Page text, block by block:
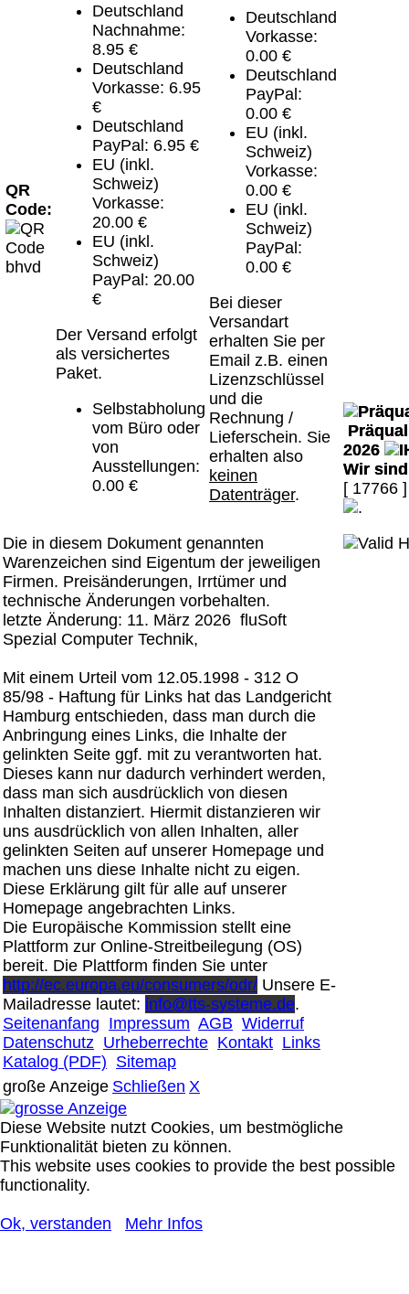
QR
Code:
Deutschland
Nachnahme:
8.95 €
Deutschland
Vorkasse: 6.95
€
Deutschland
PayPal: 6.95 €
EU (inkl.
Schweiz)
Vorkasse:
20.00 €
EU (inkl.
Schweiz)
PayPal: 20.00
€
Der Versand erfolgt
als versichertes
Paket.
Selbstabholung
vom Büro oder
von
Ausstellungen:
0.00 €
Deutschland
Vorkasse:
0.00 €
Deutschland
PayPal:
0.00 €
EU (inkl.
Schweiz)
Vorkasse:
0.00 €
EU (inkl.
Schweiz)
PayPal:
0.00 €
Bei dieser
Versandart
erhalten Sie per
Email z.B. einen
Lizenzschlüssel
und die
Rechnung /
Lieferschein. Sie
erhalten also
keinen
Datenträger.
Die in diesem Dokument genannten
Warenzeichen sind Eigentum der jeweiligen
Firmen. Preisänderungen, Irrtümer und
technische Änderungen vorbehalten.
letzte Änderung: 11. März 2026 fluSoft
Spezial Computer Technik,
Mit einem Urteil vom 12.05.1998 - 312 O
85/98 - Haftung für Links hat das Landgericht
Hamburg entschieden, dass man durch die
Anbringung eines Links, die Inhalte der
gelinkten Seite ggf. mit zu verantworten hat.
Dieses kann nur dadurch verhindert werden,
dass man sich ausdrücklich von diesen
Inhalten distanziert. Hiermit distanzieren wir
uns ausdrücklich von allen Inhalten, aller
gelinkten Seiten auf unserer Homepage und
machen uns diese Inhalte nicht zu eigen.
Diese Erklärung gilt für alle auf unserer
Homepage angebrachten Links.
Die Europäische Kommission stellt eine
Plattform zur Online-Streitbeilegung (OS)
bereit. Die Plattform finden Sie unter
http://ec.europa.eu/consumers/odr/ Unsere E-
Mailadresse lautet: info@tts-systeme.de.
Seitenanfang Impressum AGB Widerruf
Datenschutz Urheberrechte Kontakt Links
Katalog (PDF) Sitemap
2026
Wir
[ 17766 ]
große Anzeige Schließen X
Diese Website nutzt Cookies, um bestmögliche
Funktionalität bieten zu können.
This website uses cookies to provide the best possible
functionality.
Ok, verstanden Mehr Infos